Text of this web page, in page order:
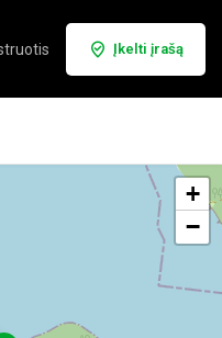
Įkelti įrašą
+
−